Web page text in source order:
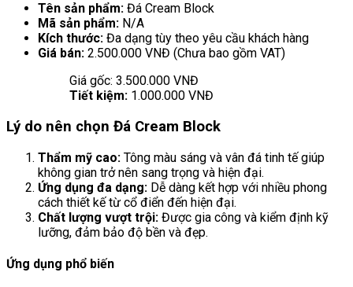
Tên sản phẩm: Đá Cream Block
Mã sản phẩm: N/A
Kích thước: Đa dạng tùy theo yêu cầu khách hàng
Giá bán: 2.500.000 VNĐ (Chưa bao gồm VAT)
Giá gốc: 3.500.000 VNĐ
Tiết kiệm: 1.000.000 VNĐ
Lý do nên chọn Đá Cream Block
Thẩm mỹ cao: Tông màu sáng và vân đá tinh tế giúp
không gian trở nên sang trọng và hiện đại.
Ứng dụng đa dạng: Dễ dàng kết hợp với nhiều phong
cách thiết kế từ cổ điển đến hiện đại.
Chất lượng vượt trội: Được gia công và kiểm định kỹ
lưỡng, đảm bảo độ bền và đẹp.
Ứng dụng phổ biến